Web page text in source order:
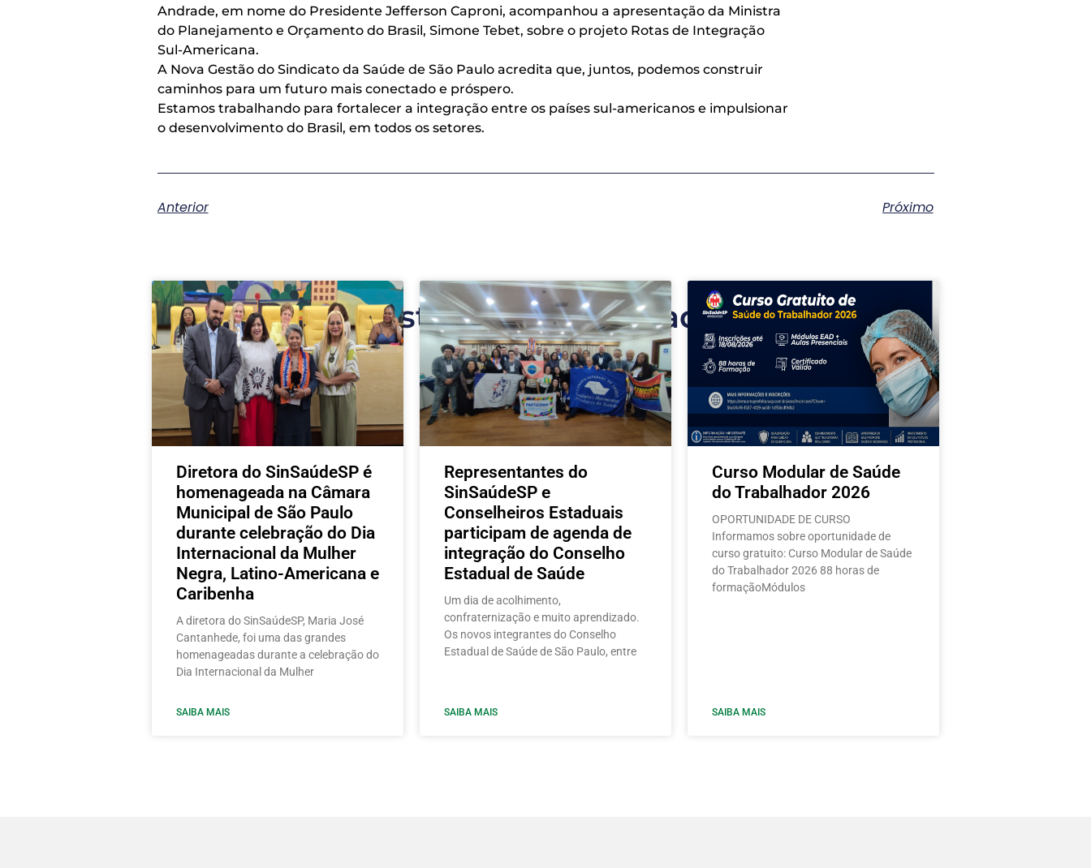
Andrade, em nome do Presidente Jefferson Caproni, acompanhou a apresentação da Ministra
do Planejamento e Orçamento do Brasil, Simone Tebet, sobre o projeto Rotas de Integração
Sul-Americana.
A Nova Gestão do Sindicato da Saúde de São Paulo acredita que, juntos, podemos construir
caminhos para um futuro mais conectado e próspero.
Estamos trabalhando para fortalecer a integração entre os países sul-americanos e impulsionar
o desenvolvimento do Brasil, em todos os setores.
Anterior Próximo
Postagens relacionadas
Diretora do SinSaúdeSP é
homenageada na Câmara
Municipal de São Paulo
durante celebração do Dia
Internacional da Mulher
Negra, Latino-Americana e
Caribenha
A diretora do SinSaúdeSP, Maria José
Cantanhede, foi uma das grandes
homenageadas durante a celebração do
Dia Internacional da Mulher
SAIBA MAIS
Representantes do
SinSaúdeSP e
Conselheiros Estaduais
participam de agenda de
integração do Conselho
Estadual de Saúde
Um dia de acolhimento,
confraternização e muito aprendizado.
Os novos integrantes do Conselho
Estadual de Saúde de São Paulo, entre
SAIBA MAIS
Curso Modular de Saúde
do Trabalhador 2026
OPORTUNIDADE DE CURSO
Informamos sobre oportunidade de
curso gratuito: Curso Modular de Saúde
do Trabalhador 2026 88 horas de
formaçãoMódulos
SAIBA MAIS